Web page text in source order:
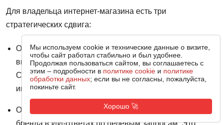
Для владельца интернет-магазина есть три
стратегических сдвига:
От трафика к конверсии. Меньше пользователей -
выше требования к конверсии каждого визита.
Страницы должны закрывать сделку, а не просто
информировать.
От позиций к упоминаниям. Новый KPI - присутствие
Мы используем cookie и технические данные о визите,
чтобы сайт работал стабильно и был удобнее.
Продолжая пользоваться сайтом, вы соглашаетесь с
этим – подробности в политике cookie и политике
обработки данных; если вы не согласны, пожалуйста,
покиньте сайт.
Хорошо 🚀